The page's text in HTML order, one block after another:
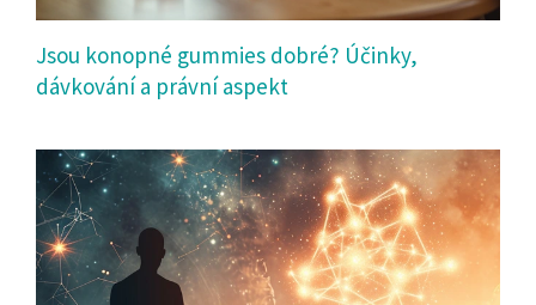
Jsou konopné gummies dobré? Účinky,
dávkování a právní aspekt